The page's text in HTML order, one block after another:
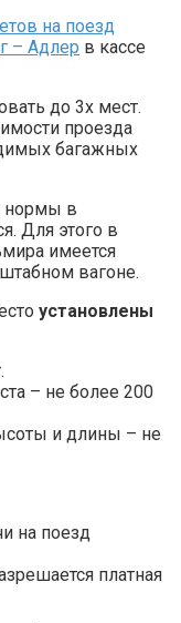
на поезд
– Адлер в кассе
до 3х мест.
проезда
багажных
нормы в
Для этого в
имеется
вагоне.
установлены
– не более 200
и длины – не
платная